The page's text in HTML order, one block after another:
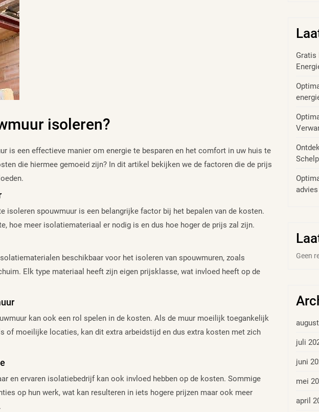
isoleren?
is een effectieve manier om energie te besparen en het comfort in uw huis te
die hiermee gemoeid zijn? In dit artikel bekijken we de factoren die de prijs
isoleren spouwmuur is een belangrijke factor bij het bepalen van de kosten.
hoe meer isolatiemateriaal er nodig is en dus hoe hoger de prijs zal zijn.
beschikbaar voor het isoleren van spouwmuren, zoals
Elk type materiaal heeft zijn eigen prijsklasse, wat invloed heeft op de
kan ook een rol spelen in de kosten. Als de muur moeilijk toegankelijk
of moeilijke locaties, kan dit extra arbeidstijd en dus extra kosten met zich
en ervaren isolatiebedrijf kan ook invloed hebben op de kosten. Sommige
op hun werk, wat kan resulteren in iets hogere prijzen maar ook meer
Gratis
advies
Geen
juli
juni
mei
april